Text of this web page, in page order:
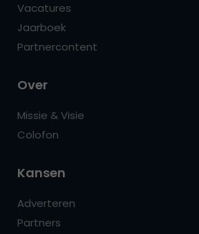
Vacatures
Jaarboek
Partnercontent
Over
Missie & Visie
Colofon
Kansen
Adverteren
Partners